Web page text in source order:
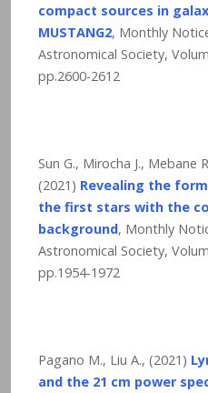
compact sources in
MUSTANG2, Monthly
Astronomical Society,
pp.2600-2612
Sun G., Mirocha J., Mebane
(2021) Revealing the
the first stars with the
background, Monthly
Astronomical Society,
pp.1954-1972
Pagano M., Liu A., (2021)
and the 21 cm power